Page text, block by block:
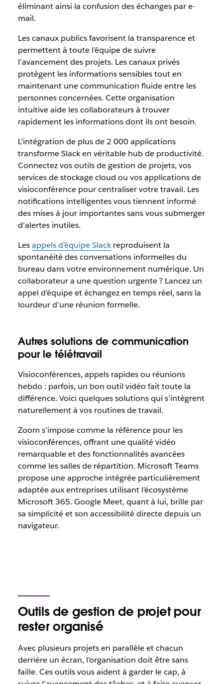
éliminant ainsi la confusion des échanges par e-
mail.
Les canaux publics favorisent la transparence et
permettent à toute l’équipe de suivre
l’avancement des projets. Les canaux privés
protègent les informations sensibles tout en
maintenant une communication fluide entre les
personnes concernées. Cette organisation
intuitive aide les collaborateurs à trouver
rapidement les informations dont ils ont besoin.
L’intégration de plus de 2 000 applications
transforme Slack en véritable hub de productivité.
Connectez vos outils de gestion de projets, vos
services de stockage cloud ou vos applications de
visioconférence pour centraliser votre travail. Les
notifications intelligentes vous tiennent informé
des mises à jour importantes sans vous submerger
d’alertes inutiles.
Lesappels d’équipe Slackreproduisent la
spontanéité des conversations informelles du
bureau dans votre environnement numérique. Un
collaborateur a une question urgente ? Lancez un
appel d’équipe et échangez en temps réel, sans la
lourdeur d’une réunion formelle.
Autres solutions de communication
pour le télétravail
Visioconférences, appels rapides ou réunions
hebdo : parfois, un bon outil vidéo fait toute la
différence. Voici quelques solutions qui s’intègrent
naturellement à vos routines de travail.
Zoom s’impose comme la référence pour les
visioconférences, offrant une qualité vidéo
remarquable et des fonctionnalités avancées
comme les salles de répartition. Microsoft Teams
propose une approche intégrée particulièrement
adaptée aux entreprises utilisant l’écosystème
Microsoft 365. Google Meet, quant à lui, brille par
sa simplicité et son accessibilité directe depuis un
navigateur.
Outils de gestion de projet pour
rester organisé
Avec plusieurs projets en parallèle et chacun
derrière un écran, l’organisation doit être sans
faille. Ces outils vous aident à garder le cap, à